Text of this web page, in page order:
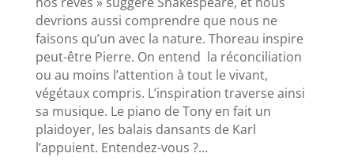
devrions aussi comprendre que nous ne
faisons qu’un avec la nature. Thoreau inspire
peut-être Pierre. On entend la réconciliation
ou au moins l’attention à tout le vivant,
végétaux compris. L’inspiration traverse ainsi
sa musique. Le piano de Tony en fait un
plaidoyer, les balais dansants de Karl
l’appuient. Entendez-vous ?…